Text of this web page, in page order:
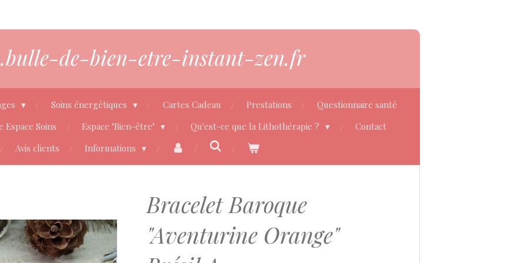
de-bien-etre-instant-zen.fr
Soins énergétiques Cartes Cadeau Prestations
Questionnaire santé
Espace Soins Espace "Bien-être" Qu'est-ce que la Lithothérapie ?
Contact
Avis clients
Informations
Bracelet Baroque
"Aventurine Orange"